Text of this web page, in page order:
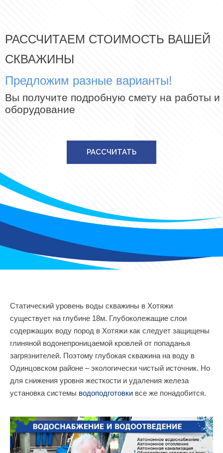
РАССЧИТАЕМ СТОИМОСТЬ ВАШЕЙ
СКВАЖИНЫ
Предложим разные варианты!
Вы получите подробную смету на работы и
оборудование
РАССЧИТАТЬ
Статический уровень воды скважины в Хотяжи
существует на глубине 18м. Глубоколежащие слои
содержащих воду пород в Хотяжи как следует защищены
глиняной водонепроницаемой кровлей от попаданья
загрязнителей. Поэтому глубокая скважина на воду в
Одинцовском районе – экологически чистый источник. Но
для снижения уровня жесткости и удаления железа
установка системы водоподготовки все же понадобится.